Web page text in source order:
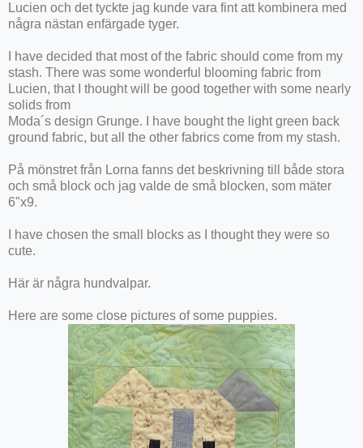
Lucien och det tyckte jag kunde vara fint att kombinera med
några nästan enfärgade tyger.
I have decided that most of the fabric should come from my
stash. There was some wonderful blooming fabric from
Lucien, that I thought will be good together with some nearly
solids from
Moda´s design Grunge. I have bought the light green back
ground fabric, but all the other fabrics come from my stash.
På mönstret från Lorna fanns det beskrivning till både stora
och små block och jag valde de små blocken, som mäter
6"x9.
I have chosen the small blocks as I thought they were so
cute.
Här är några hundvalpar.
Here are some close pictures of some puppies.